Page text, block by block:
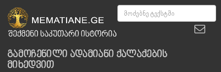
გამოჩენილი ადამიანი ქალაქების
მიხედვით